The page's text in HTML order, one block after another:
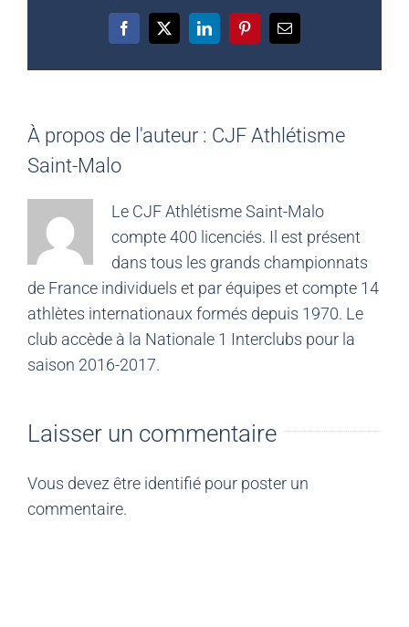
Facebook
X LinkedInPinterestEmail
À propos de l'auteur : CJF Athlétisme
Saint-Malo
Le CJF Athlétisme Saint-Malo
compte 400 licenciés. Il est présent
dans tous les grands championnats
de France individuels et par équipes et compte 14
athlètes internationaux formés depuis 1970. Le
club accède à la Nationale 1 Interclubs pour la
saison 2016-2017.
Laisser un commentaire
Vous devez être identifié pour poster un
commentaire.